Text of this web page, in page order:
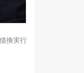
換実行